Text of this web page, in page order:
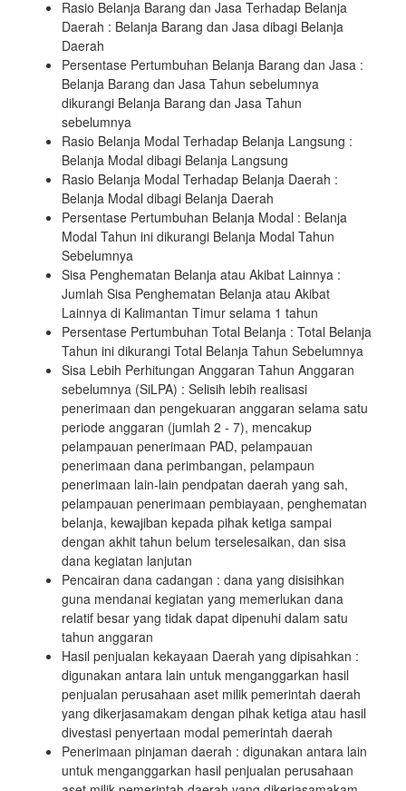
Rasio Belanja Barang dan Jasa Terhadap Belanja
Daerah : Belanja Barang dan Jasa dibagi Belanja
Daerah
Persentase Pertumbuhan Belanja Barang dan Jasa :
Belanja Barang dan Jasa Tahun sebelumnya
dikurangi Belanja Barang dan Jasa Tahun
sebelumnya
Rasio Belanja Modal Terhadap Belanja Langsung :
Belanja Modal dibagi Belanja Langsung
Rasio Belanja Modal Terhadap Belanja Daerah :
Belanja Modal dibagi Belanja Daerah
Persentase Pertumbuhan Belanja Modal : Belanja
Modal Tahun ini dikurangi Belanja Modal Tahun
Sebelumnya
Sisa Penghematan Belanja atau Akibat Lainnya :
Jumlah Sisa Penghematan Belanja atau Akibat
Lainnya di Kalimantan Timur selama 1 tahun
Persentase Pertumbuhan Total Belanja : Total Belanja
Tahun ini dikurangi Total Belanja Tahun Sebelumnya
Sisa Lebih Perhitungan Anggaran Tahun Anggaran
sebelumnya (SiLPA) : Selisih lebih realisasi
penerimaan dan pengekuaran anggaran selama satu
periode anggaran (jumlah 2 - 7), mencakup
pelampauan penerimaan PAD, pelampauan
penerimaan dana perimbangan, pelampaun
penerimaan lain-lain pendpatan daerah yang sah,
pelampauan penerimaan pembiayaan, penghematan
belanja, kewajiban kepada pihak ketiga sampai
dengan akhit tahun belum terselesaikan, dan sisa
dana kegiatan lanjutan
Pencairan dana cadangan : dana yang disisihkan
guna mendanai kegiatan yang memerlukan dana
relatif besar yang tidak dapat dipenuhi dalam satu
tahun anggaran
Hasil penjualan kekayaan Daerah yang dipisahkan :
digunakan antara lain untuk menganggarkan hasil
penjualan perusahaan aset milik pemerintah daerah
yang dikerjasamakam dengan pihak ketiga atau hasil
divestasi penyertaan modal pemerintah daerah
Penerimaan pinjaman daerah : digunakan antara lain
untuk menganggarkan hasil penjualan perusahaan